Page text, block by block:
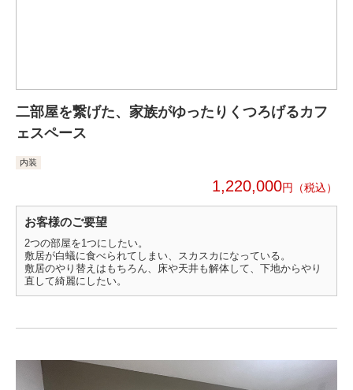
二部屋を繋げた、家族がゆったりくつろげるカフ
ェスペース
内装
1,220,000円
お客様のご要望
2つの部屋を1つにしたい。
敷居が白蟻に食べられてしまい、スカスカになっている。
敷居のやり替えはもちろん、床や天井も解体して、下地からやり
直して綺麗にしたい。